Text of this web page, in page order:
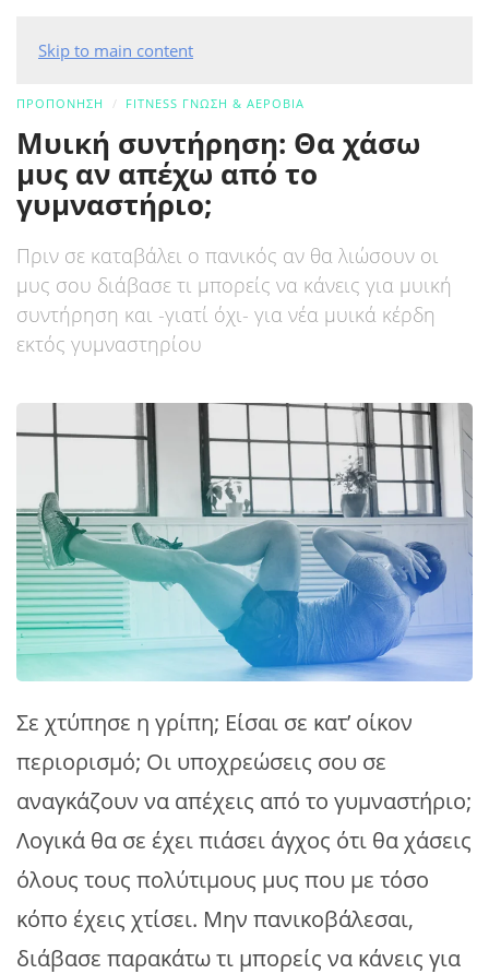
Skip to main content
ΠΡΟΠΟΝΗΣΗ FITNESS ΓΝΏΣΗ & ΑΕΡΌΒΙΑ
Μυική συντήρηση: Θα χάσω
μυς αν απέχω από το
γυμναστήριο;
Πριν σε καταβάλει ο πανικός αν θα λιώσουν οι
μυς σου διάβασε τι μπορείς να κάνεις για μυική
συντήρηση και -γιατί όχι- για νέα μυικά κέρδη
εκτός γυμναστηρίου
Σε χτύπησε η γρίπη; Είσαι σε κατ’ οίκον
περιορισμό; Οι υποχρεώσεις σου σε
αναγκάζουν να απέχεις από το γυμναστήριο;
Λογικά θα σε έχει πιάσει άγχος ότι θα χάσεις
όλους τους πολύτιμους μυς που με τόσο
κόπο έχεις χτίσει. Μην πανικοβάλεσαι,
διάβασε παρακάτω τι μπορείς να κάνεις για